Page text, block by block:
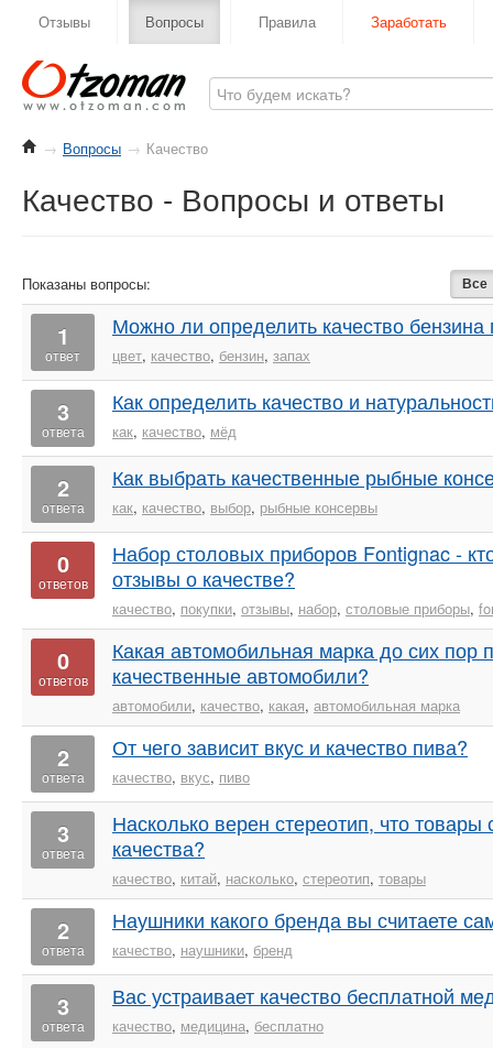
Отзывы Вопросы Правила Заработать
→ Вопросы → Качество
Качество - Вопросы и ответы
Показаны вопросы: Все
1
ответ
Можно ли определить качество бензина
цвет, качество, бензин, запах
3
ответа
Как определить качество и
как, качество, мёд
2
ответа
Как выбрать качественные рыбные
как, качество, выбор, рыбные консервы
0
ответов
Набор столовых приборов Fontignac -
отзывы о качестве?
качество, покупки, отзывы, набор, столовые приборы,
0
ответов
Какая автомобильная марка до сих пор
качественные автомобили?
автомобили, качество, какая, автомобильная марка
2
ответа
От чего зависит вкус и качество пива?
качество, вкус, пиво
3
ответа
Насколько верен стереотип, что товары
качества?
качество, китай, насколько, стереотип, товары
2
ответа
Наушники какого бренда вы считаете
качество, наушники, бренд
3
ответа
Вас устраивает качество бесплатной
качество, медицина, бесплатно